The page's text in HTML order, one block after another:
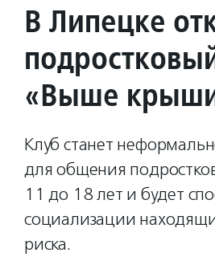
В Липецке
«Выше
Клуб станет
для общения
11 до 18 лет и будет
социализации
риска.